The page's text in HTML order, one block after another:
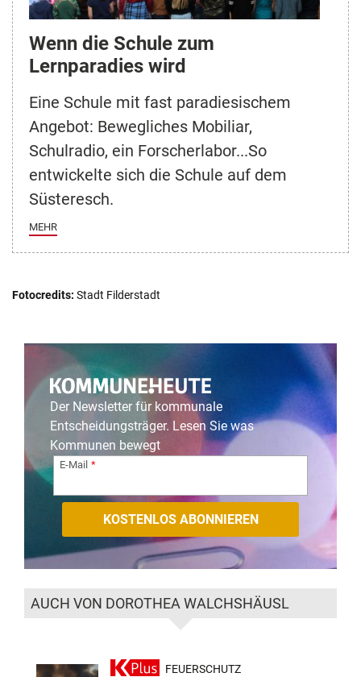
Wenn die Schule zum
Lernparadies wird
Eine Schule mit fast paradiesischem
Angebot: Bewegliches Mobiliar,
Schulradio, ein Forscherlabor...So
entwickelte sich die Schule auf dem
Süsteresch.
MEHR
Fotocredits: Stadt Filderstadt
Der Newsletter für kommunale
Entscheidungsträger. Lesen Sie was
Kommunen bewegt
E-Mail
AUCH VON DOROTHEA WALCHSHÄUSL
FEUERSCHUTZ